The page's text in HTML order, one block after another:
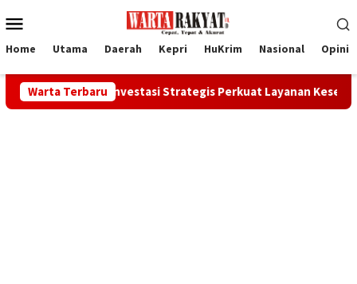
ke
Mobile
Home Utama Daerah Kepri HuKrim Nasional Opini
Warta Terbaru
Investasi Strategis Perkuat Layanan Kesehatan Daerah